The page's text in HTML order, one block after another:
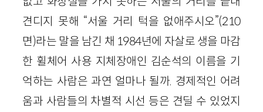
견디지 못해 “서울 거리 턱을 없애주시오”(210
면)라는 말을 남긴 채 1984년에 자살로 생을 마감
한 휠체어 사용 지체장애인 김순석의 이름을 기
억하는 사람은 과연 얼마나 될까. 경제적인 어려
움과 사람들의 차별적 시선 등은 견딜 수 있었지